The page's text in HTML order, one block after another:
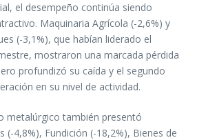
el desempeño continúa siendo
Maquinaria Agrícola (-2,6%) y
(-3,1%), que habían liderado el
mostraron una marcada pérdida
profundizó su caída y el segundo
en su nivel de actividad.
metalúrgico también presentó
(-4,8%), Fundición (-18,2%), Bienes de